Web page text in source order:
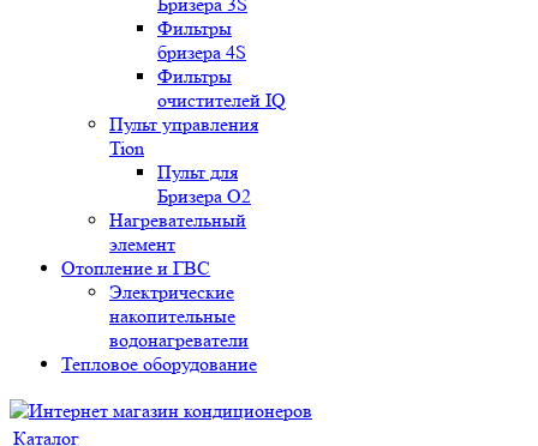
Фильтры
бризера 4S
Фильтры
очистителей IQ
Пульт управления
Tion
Пульт для
Бризера O2
Нагревательный
элемент
Отопление и ГВС
Электрические
накопительные
водонагреватели
Тепловое оборудование
Каталог